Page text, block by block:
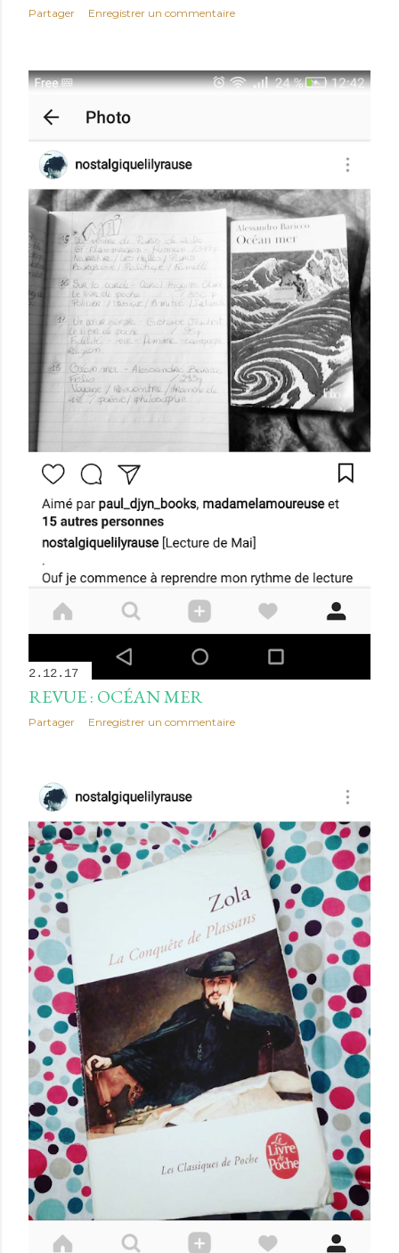
Partager Enregistrer un commentaire
2.12.17
REVUE : OCÉAN MER
Partager Enregistrer un commentaire